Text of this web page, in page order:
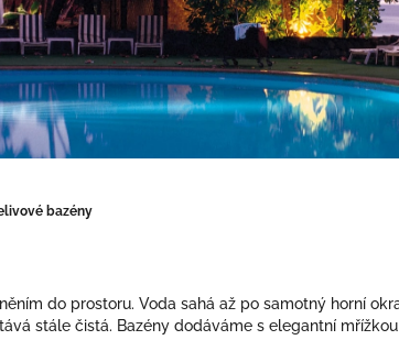
bazény
do prostoru. Voda sahá až po samotný horní
stále čistá. Bazény dodáváme s elegantní